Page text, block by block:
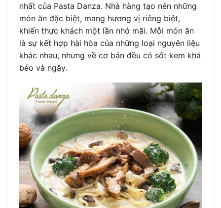
nhất của Pasta Danza. Nhà hàng tạo nên những
món ăn đặc biệt, mang hương vị riêng biệt,
khiến thực khách một lần nhớ mãi. Mỗi món ăn
là sự kết hợp hài hòa của những loại nguyên liệu
khác nhau, nhưng về cơ bản đều có sốt kem khá
béo và ngậy.